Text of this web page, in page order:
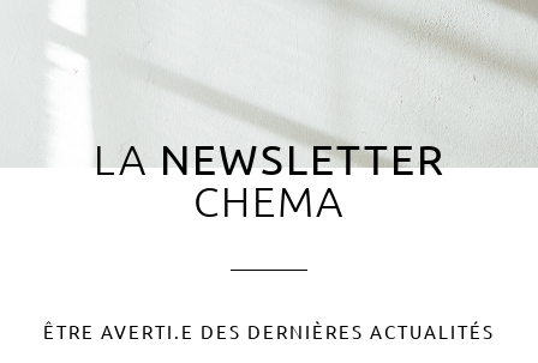
LANEWSLETTER
CHEMA
ÊTRE AVERTI.E DES DERNIÈRES ACTUALITÉS